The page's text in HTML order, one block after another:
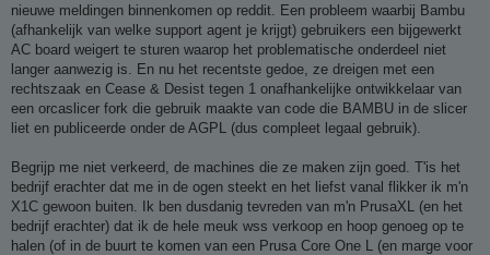
nieuwe meldingen binnenkomen op reddit. Een probleem waarbij Bambu
(afhankelijk van welke support agent je krijgt) gebruikers een bijgewerkt
AC board weigert te sturen waarop het problematische onderdeel niet
langer aanwezig is. En nu het recentste gedoe, ze dreigen met een
rechtszaak en Cease & Desist tegen 1 onafhankelijke ontwikkelaar van
een orcaslicer fork die gebruik maakte van code die BAMBU in de slicer
liet en publiceerde onder de AGPL (dus compleet legaal gebruik).
Begrijp me niet verkeerd, de machines die ze maken zijn goed. T'is het
bedrijf erachter dat me in de ogen steekt en het liefst vanal flikker ik m'n
X1C gewoon buiten. Ik ben dusdanig tevreden van m'n PrusaXL (en het
bedrijf erachter) dat ik de hele meuk wss verkoop en hoop genoeg op te
halen (of in de buurt te komen van een Prusa Core One L (en marge voor